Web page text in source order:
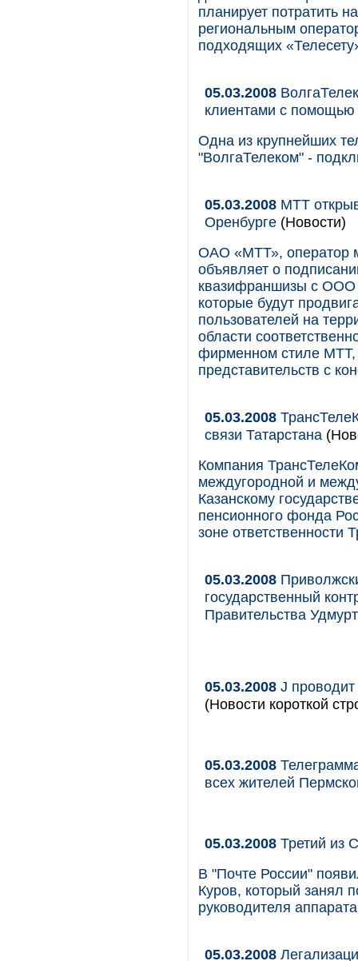
планирует потратить
региональным
подходящих
05.03.2008
клиентами с помощью
Одна из крупнейших
"ВолгаТелеком" -
05.03.2008 МТТ
Оренбурге (Новости)
ОАО «МТТ», оператор
объявляет о
квазифраншизы с
которые будут
пользователей на
области
фирменном стиле МТТ,
представительств с
05.03.2008
связи Татарстана
Компания
междугородной и
Казанскому
пенсионного фонда
зоне ответственности
05.03.2008
государственный
Правительства
05.03.2008 J
(Новости короткой
05.03.2008
всех жителей
05.03.2008 Третий из
В "Почте России"
Куров, который занял
руководителя
05.03.2008